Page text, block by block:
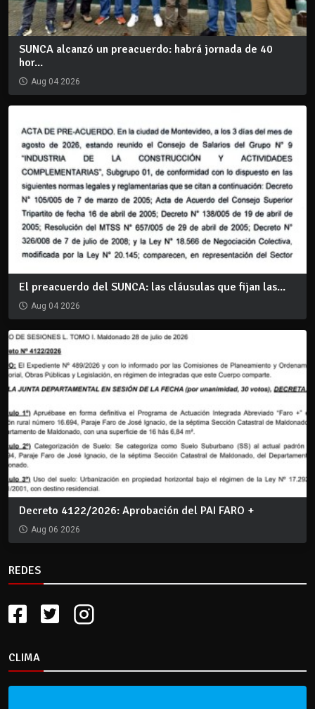
SUNCA alcanzó un preacuerdo: habrá jornada de 40
hor...
Aug 04 2026
El preacuerdo del SUNCA: las cláusulas que fijan las...
Aug 04 2026
Decreto 4122/2026: Aprobación del PAI FARO +
Aug 06 2026
REDES
CLIMA